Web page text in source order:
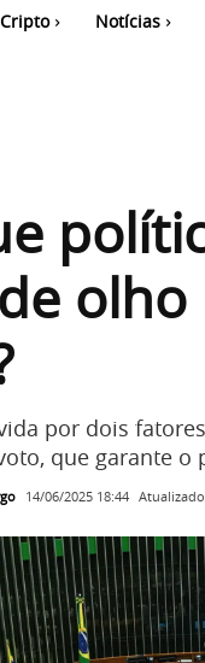
Notícias
por dois
que garante o
14/06/2025 18:44 Atualizado